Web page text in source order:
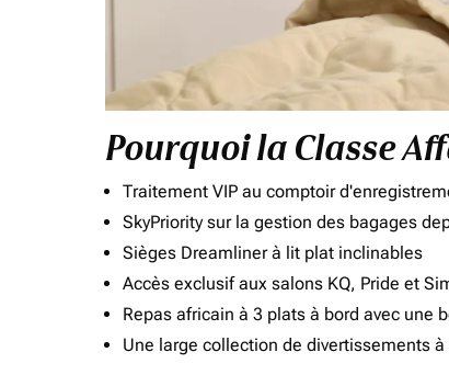
Pourquoi la Classe
Traitement VIP au comptoir
SkyPriority sur la gestion des bagages
Sièges Dreamliner à lit plat inclinables
Accès exclusif aux salons KQ, Pride et
Repas africain à 3 plats à bord avec une
Une large collection de divertissements